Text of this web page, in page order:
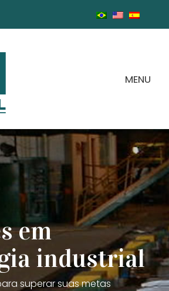
MENU
em
industrial
superar suas metas